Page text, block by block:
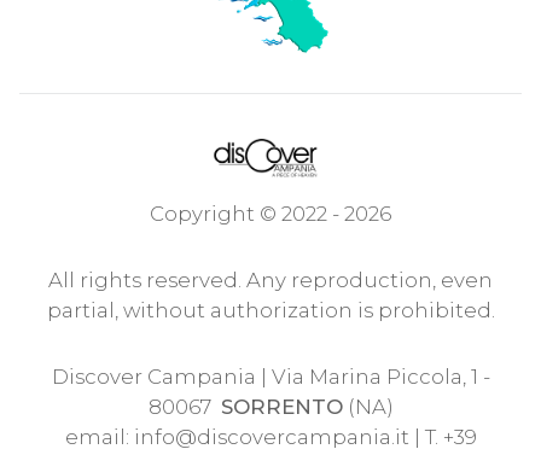
Copyright © 2022 - 2026
All rights reserved. Any reproduction, even
partial, without authorization is prohibited.
Discover Campania | Via Marina Piccola, 1 -
80067 SORRENTO(NA)
email: info@discovercampania.it | T. +39